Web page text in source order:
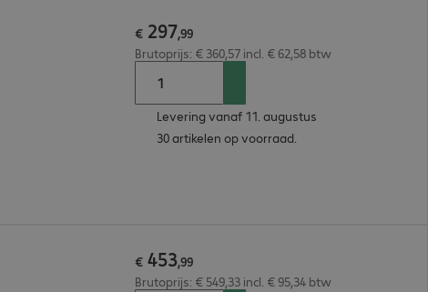
€ 297,99
Brutoprijs: € 360,57 incl. € 62,58 btw
Levering vanaf 11. augustus
30 artikelen op voorraad.
€ 453,99
Brutoprijs: € 549,33 incl. € 95,34 btw